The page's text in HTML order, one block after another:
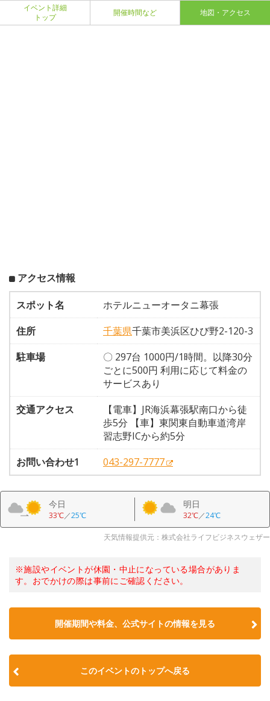
イベント詳細
トップ
開催時間など 地図・アクセス
アクセス情報
スポット名
ホテルニューオータニ幕張
住所
千葉県千葉市美浜区ひび野2-120-3
駐車場
〇 297台 1000円/1時間。以降30分
ごとに500円 利用に応じて料金の
サービスあり
交通アクセス
【電車】JR海浜幕張駅南口から徒
歩5分 【車】東関東自動車道湾岸
習志野ICから約5分
お問い合わせ1
043-297-7777
今日
33℃／25℃
明日
32℃／24℃
天気情報提供元：株式会社ライフビジネスウェザー
※施設やイベントが休園・中止になっている場合がありま
す。おでかけの際は事前にご確認ください。
開催期間や料金、公式サイトの情報を見る
このイベントのトップへ戻る